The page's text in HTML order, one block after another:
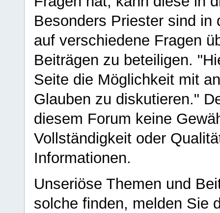
Besonders Priester sind in
auf verschiedene Fragen
Beiträgen zu beteiligen.
Seite die Möglichkeit mit
Glauben zu diskutieren."
diesem Forum keine
Vollständigkeit oder
Informationen.
Unseriöse Themen und
solche finden, melden Sie